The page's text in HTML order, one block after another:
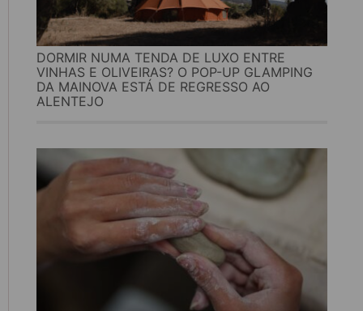
DORMIR NUMA TENDA DE LUXO ENTRE
VINHAS E OLIVEIRAS? O POP-UP GLAMPING
DA MAINOVA ESTÁ DE REGRESSO AO
ALENTEJO